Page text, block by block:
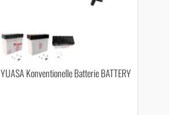
YUASA Konventionelle Batterie BATTERY